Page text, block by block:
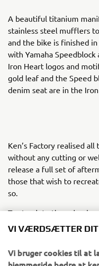
A beautiful titanium
stainless steel mufflers
and the bike is finished
with Yamaha
Iron Heart logos and
gold leaf and the Speed
denim seat are in the
Ken’s Factory realised
without any cutting or
release a full set of
those that wish to
so.
To step into the
here:www.ironheart.co.uk
Factory, click here:
VI VÆRDSÆTTER DIT
Vi bruger cookies til at